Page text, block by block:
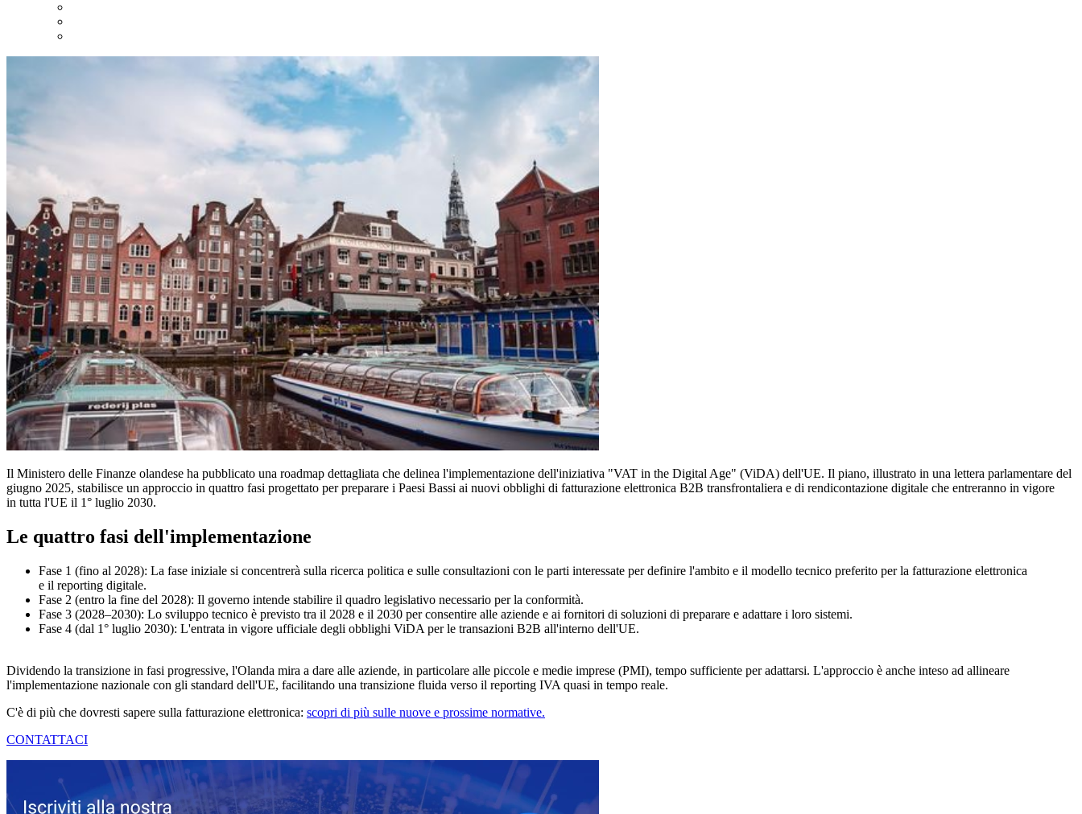
Il Ministero delle Finanze olandese ha pubblicato una roadmap dettagliata che delinea l'implementazione dell'iniziativa "VAT in the Digital Age" (ViDA) dell'UE. Il piano, illustrato in una lettera parlamentare del
giugno 2025, stabilisce un approccio in quattro fasi progettato per preparare i Paesi Bassi ai nuovi obblighi di fatturazione elettronica B2B transfrontaliera e di rendicontazione digitale che entreranno in vigore
in tutta l'UE il 1° luglio 2030.
Le quattro fasi dell'implementazione
Fase 1 (fino al 2028): La fase iniziale si concentrerà sulla ricerca politica e sulle consultazioni con le parti interessate per definire l'ambito e il modello tecnico preferito per la fatturazione elettronica
e il reporting digitale.
Fase 2 (entro la fine del 2028): Il governo intende stabilire il quadro legislativo necessario per la conformità.
Fase 3 (2028–2030): Lo sviluppo tecnico è previsto tra il 2028 e il 2030 per consentire alle aziende e ai fornitori di soluzioni di preparare e adattare i loro sistemi.
Fase 4 (dal 1° luglio 2030): L'entrata in vigore ufficiale degli obblighi ViDA per le transazioni B2B all'interno dell'UE.
Dividendo la transizione in fasi progressive, l'Olanda mira a dare alle aziende, in particolare alle piccole e medie imprese (PMI), tempo sufficiente per adattarsi. L'approccio è anche inteso ad allineare
l'implementazione nazionale con gli standard dell'UE, facilitando una transizione fluida verso il reporting IVA quasi in tempo reale.
C'è di più che dovresti sapere sulla fatturazione elettronica: scopri di più sulle nuove e prossime normative.
CONTATTACI